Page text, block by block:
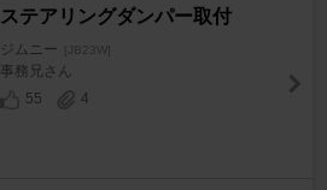
ステアリングダンパー取付
ジムニー [JB23W]
事務兄さん
55
4